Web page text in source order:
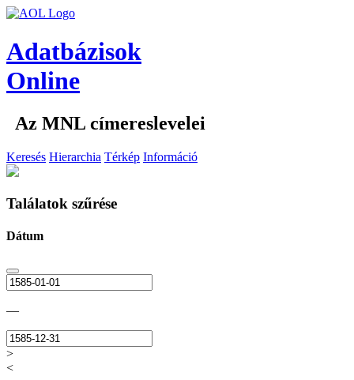
Adatbázisok
Online
Az MNL címereslevelei
Keresés Hierarchia Térkép Információ
Találatok szűrése
Dátum
—
>
<